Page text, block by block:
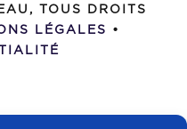
TOUS DROITS
LÉGALES
•